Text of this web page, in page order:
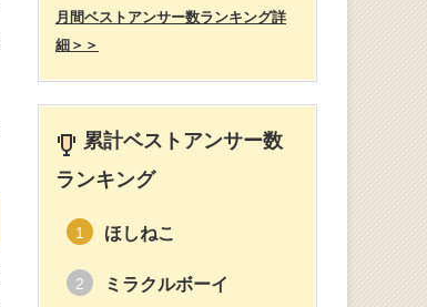
月間ベストアンサー数ランキング詳
細＞＞
累計ベストアンサー数
ランキング
1 ほしねこ
2 ミラクルボーイ